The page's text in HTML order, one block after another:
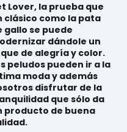
Lover, la prueba que
clásico como la pata
gallo se puede
dándole un
de alegría y color.
peludos pueden ir a la
moda y además
disfrutar de la
que sólo da
producto de buena